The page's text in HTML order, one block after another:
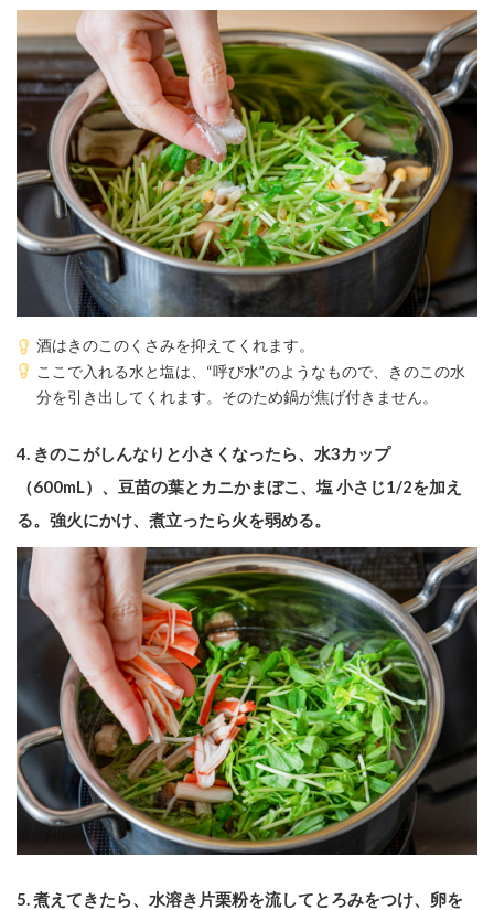
酒はきのこのくさみを抑えてくれます。
ここで入れる水と塩は、“呼び水”のようなもので、きのこの水
分を引き出してくれます。そのため鍋が焦げ付きません。
4. きのこがしんなりと小さくなったら、水3カップ
（600mL）、豆苗の葉とカニかまぼこ、塩 小さじ1/2を加え
る。強火にかけ、煮立ったら火を弱める。
5.煮えてきたら、水溶き片栗粉を流してとろみをつけ、卵を